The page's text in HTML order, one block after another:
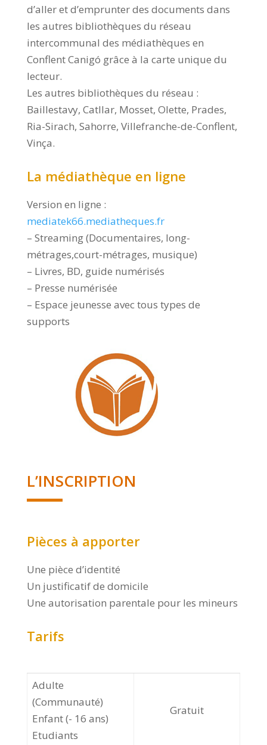
d’aller et d’emprunter des documents dans
les autres bibliothèques du réseau
intercommunal des médiathèques en
Conflent Canigó grâce à la carte unique du
lecteur.
Les autres bibliothèques du réseau :
Baillestavy, Catllar, Mosset, Olette, Prades,
Ria-Sirach, Sahorre, Villefranche-de-Conflent,
Vinça.
La médiathèque en ligne
Version en ligne :
mediatek66.mediatheques.fr
– Streaming (Documentaires, long-
métrages,court-métrages, musique)
– Livres, BD, guide numérisés
– Presse numérisée
– Espace jeunesse avec tous types de
supports
L’INSCRIPTION
Pièces à apporter
Une pièce d’identité
Un justificatif de domicile
Une autorisation parentale pour les mineurs
Tarifs
Adulte
(Communauté)
Enfant (- 16 ans)
Etudiants
Gratuit